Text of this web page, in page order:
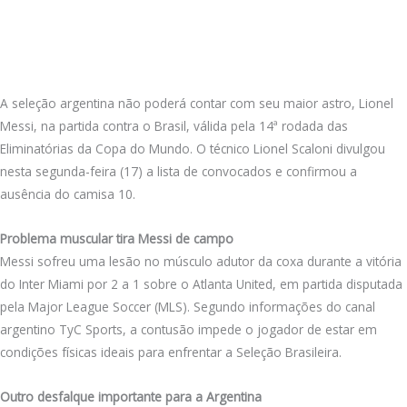
A seleção argentina não poderá contar com seu maior astro, Lionel
Messi, na partida contra o Brasil, válida pela 14ª rodada das
Eliminatórias da Copa do Mundo. O técnico Lionel Scaloni divulgou
nesta segunda-feira (17) a lista de convocados e confirmou a
ausência do camisa 10.
Problema muscular tira Messi de campo
Messi sofreu uma lesão no músculo adutor da coxa durante a vitória
do Inter Miami por 2 a 1 sobre o Atlanta United, em partida disputada
pela Major League Soccer (MLS). Segundo informações do canal
argentino TyC Sports, a contusão impede o jogador de estar em
condições físicas ideais para enfrentar a Seleção Brasileira.
Outro desfalque importante para a Argentina